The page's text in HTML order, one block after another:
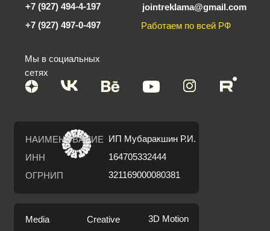
+7 (927) 497-0-497
jointreklama@gmail.com
Работаем по всей РФ
+7 (927) 494-4-197
Мы в социальных
сетях
НАИМЕНОВАНИЕ
ИНН
ОГРНИП
Media Creative 3D Motion
ИП Мубаракшин Р.И.
164705332444
321169000080381